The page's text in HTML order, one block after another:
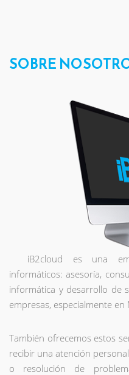
SOBRE
iB2cloud es una
informáticos: asesoría,
informática y desarrollo de
empresas, especialmente en
También ofrecemos estos
recibir una atención
o resolución de